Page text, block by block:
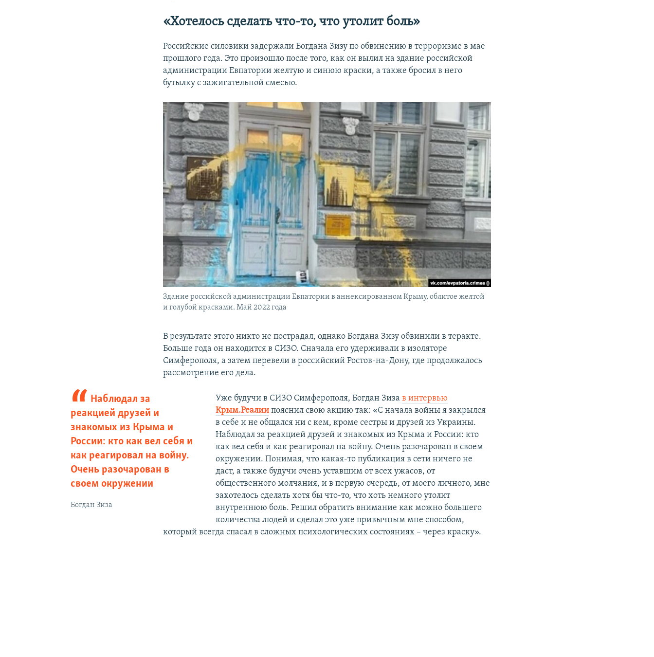
«Хотелось сделать что-то, что утолит боль»
Российские силовики задержали Богдана Зизу по обвинению в терроризме в мае
прошлого года. Это произошло после того, как он вылил на здание российской
администрации Евпатории желтую и синюю краски, а также бросил в него
бутылку с зажигательной смесью.
Здание российской администрации Евпатории в аннексированном Крыму, облитое желтой
и голубой красками. Май 2022 года
В результате этого никто не пострадал, однако Богдана Зизу обвинили в теракте.
Больше года он находится в СИЗО. Сначала его удерживали в изоляторе
Симферополя, а затем перевели в российский Ростов-на-Дону, где продолжалось
рассмотрение его дела.
Наблюдал за
реакцией друзей и
знакомых из Крыма и
России: кто как вел себя и
как реагировал на войну.
Очень разочарован в
своем окружении
Богдан Зиза
Уже будучи в СИЗО Симферополя, Богдан Зиза в интервью
Крым.Реалиипояснил свою акцию так: «С начала войны я закрылся
в себе и не общался ни с кем, кроме сестры и друзей из Украины.
Наблюдал за реакцией друзей и знакомых из Крыма и России: кто
как вел себя и как реагировал на войну. Очень разочарован в своем
окружении. Понимая, что какая-то публикация в сети ничего не
даст, а также будучи очень уставшим от всех ужасов, от
общественного молчания, и в первую очередь, от моего личного, мне
захотелось сделать хотя бы что-то, что хоть немного утолит
внутреннюю боль. Решил обратить внимание как можно большего
количества людей и сделал это уже привычным мне способом,
который всегда спасал в сложных психологических состояниях – через краску».